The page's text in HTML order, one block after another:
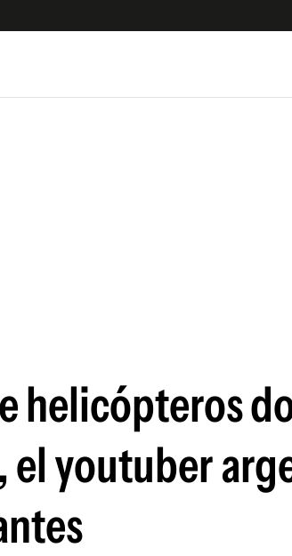
helicópteros
el youtuber